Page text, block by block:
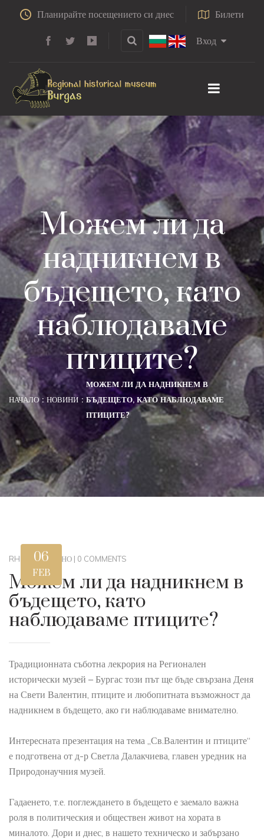
Планирайте посещението си днес Билети
Вход
Можем ли да
надникнем в
бъдещето, като
наблюдаваме
птиците?
НАЧАЛО НОВИНИ
МОЖЕМ ЛИ ДА НАДНИКНЕМ В
БЪДЕЩЕТО, КАТО НАБЛЮДАВАМЕ
ПТИЦИТЕ?
06
FEB
RHM ГЛОБАЛНО | 0 COMMENTS
Можем ли да надникнем в
бъдещето, като
наблюдаваме птиците?
Традиционната съботна лекрория на Регионален
исторически музей – Бургас този път ще бъде свързана Деня
на Свети Валентин, птиците и любопитната възможност да
надникнем в бъдещето, ако ги наблюдаваме внимателно.
Интересната презентация на тема „Св.Валентин и птиците“
е подготвена от д-р Светла Далакчиева, главен уредник на
Природонаучния музей.
Гадаенето, т.е. поглеждането в бъдещето е заемало важна
роля в политическия и обществен живот на хората в
миналото. Дори и днес, в нашето техническо и забързано